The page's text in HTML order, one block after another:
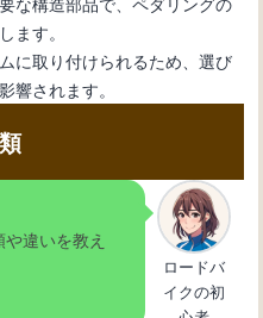
ます。
に取り付けられるため、選び
響されます。
違いを教え
ロードバ
イクの初